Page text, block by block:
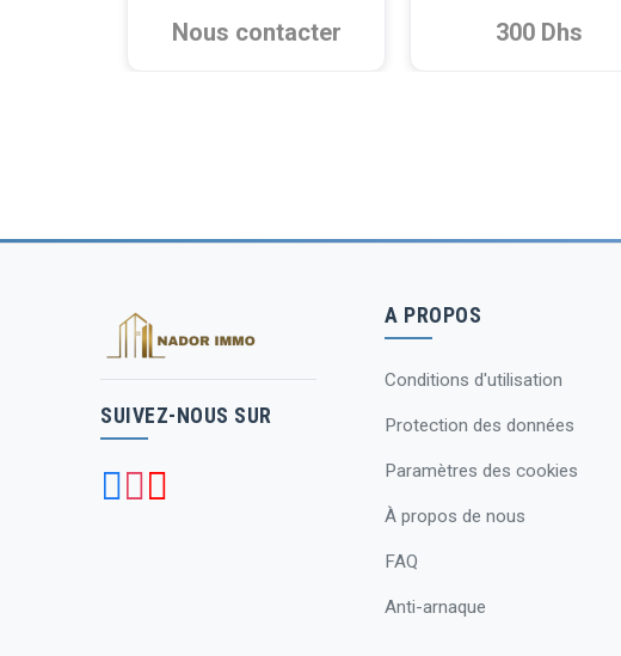
Nous contacter 300 Dhs
SUIVEZ-NOUS SUR
A PROPOS
Conditions d'utilisation
Protection des données
Paramètres des cookies
À propos de nous
FAQ
Anti-arnaque